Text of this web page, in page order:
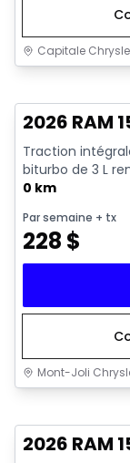
Capitale
2026 RAM
Traction
biturbo de 3 L
0 km
Par semaine + tx
228 $
Mont-Joli
2026 RAM